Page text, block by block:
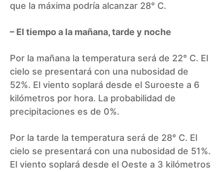
que la máxima podría alcanzar 28° C.
– El tiempo a la mañana, tarde y noche
Por la mañana la temperatura será de 22° C. El
cielo se presentará con una nubosidad de
52%. El viento soplará desde el Suroeste a 6
kilómetros por hora. La probabilidad de
precipitaciones es de 0%.
Por la tarde la temperatura será de 28° C. El
cielo se presentará con una nubosidad de 51%.
El viento soplará desde el Oeste a 3 kilómetros